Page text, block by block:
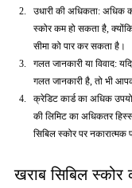
उधारी की अधिकता: अधिक
स्कोर कम हो सकता है,
सीमा को पार कर सकता है।
गलत जानकारी या विवाद:
गलत जानकारी है, तो भी
क्रेडिट कार्ड का अधिक
की लिमिट का अधिकतर
सिबिल स्कोर पर नकारात्मक
खराब सिबिल